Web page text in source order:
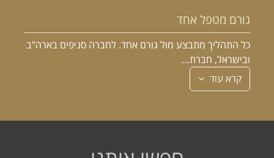
גורם מטפל אחד
כל התהליך מתבצע מול גורם אחד. לחברה סניפים בארה"ב
ובישראל, חברת…
קרא עוד